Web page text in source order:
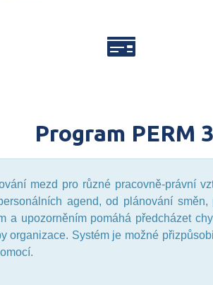
Program PERM 3
mezd pro různé pracovně-právní
agend, od plánování
a upozorněním pomáhá předcházet
organizace. Systém je možné